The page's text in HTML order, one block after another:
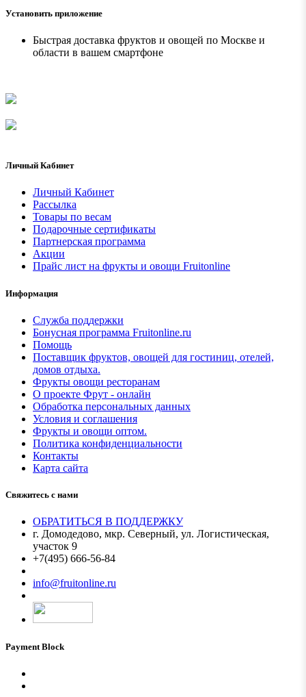
Установить приложение
Быстрая доставка фруктов и овощей по Москве и
области в вашем смартфоне
Личный Кабинет
Личный Кабинет
Рассылка
Товары по весам
Подарочные сертификаты
Партнерская программа
Акции
Прайс лист на фрукты и овощи Fruitonline
Информация
Служба поддержки
Бонусная программа Fruitonline.ru
Помощь
Поставщик фруктов, овощей для гостиниц, отелей,
домов отдыха.
Фрукты овощи ресторанам
О проекте Фрут - онлайн
Обработка персональных данных
Условия и соглашения
Фрукты и овощи оптом.
Политика конфиденциальности
Контакты
Карта сайта
Свяжитесь с нами
ОБРАТИТЬСЯ В ПОДДЕРЖКУ
г. Домодедово, мкр. Северный, ул. Логистическая,
участок 9
+7(495) 666-56-84
info@fruitonline.ru
Payment Block